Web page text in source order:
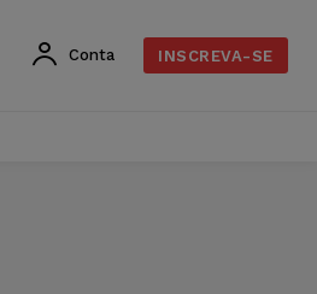
Conta INSCREVA-SE